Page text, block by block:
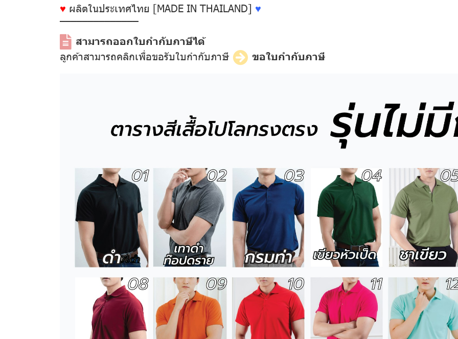
♥ ผลิตในประเทศไทย [MADE IN THAILAND] ♥
––––––––––––––
สามารถออกใบกำกับภาษีได้
ลูกค้าสามารถคลิกเพื่อขอรับใบกำกับภาษี
ขอใบกำกับภาษี